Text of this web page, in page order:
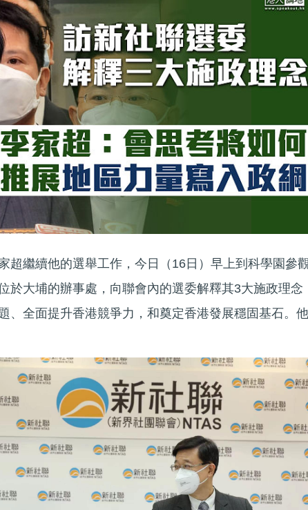
超繼續他的選舉工作，今日（16日）早上到科學園參
於大埔的辦事處，向聯會內的選委解釋其3大施政理念
、全面提升香港競爭力，和奠定香港發展穩固基石。他